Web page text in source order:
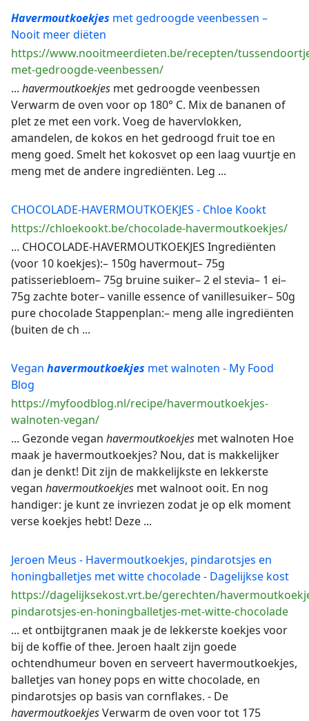
Havermoutkoekjes met gedroogde veenbessen –
Nooit meer diëten
https://www.nooitmeerdieten.be/recepten/
met-gedroogde-veenbessen/
... havermoutkoekjes met gedroogde veenbessen
Verwarm de oven voor op 180° C. Mix de bananen of
plet ze met een vork. Voeg de havervlokken,
amandelen, de kokos en het gedroogd fruit toe en
meng goed. Smelt het kokosvet op een laag vuurtje en
meng met de andere ingrediënten. Leg ...
CHOCOLADE-HAVERMOUTKOEKJES - Chloe Kookt
https://chloekookt.be/chocolade-havermoutkoekjes/
... CHOCOLADE-HAVERMOUTKOEKJES Ingrediënten
(voor 10 koekjes):– 150g havermout– 75g
patisseriebloem– 75g bruine suiker– 2 el stevia– 1 ei–
75g zachte boter– vanille essence of vanillesuiker– 50g
pure chocolade Stappenplan:– meng alle ingrediënten
(buiten de ch ...
Vegan havermoutkoekjes met walnoten - My Food
Blog
https://myfoodblog.nl/recipe/havermoutkoekjes-
walnoten-vegan/
... Gezonde vegan havermoutkoekjes met walnoten Hoe
maak je havermoutkoekjes? Nou, dat is makkelijker
dan je denkt! Dit zijn de makkelijkste en lekkerste
vegan havermoutkoekjes met walnoot ooit. En nog
handiger: je kunt ze invriezen zodat je op elk moment
verse koekjes hebt! Deze ...
Jeroen Meus - Havermoutkoekjes, pindarotsjes en
honingballetjes met witte chocolade - Dagelijkse kost
https://dagelijksekost.vrt.be/gerechten/
pindarotsjes-en-honingballetjes-met-witte-chocolade
... et ontbijtgranen maak je de lekkerste koekjes voor
bij de koffie of thee. Jeroen haalt zijn goede
ochtendhumeur boven en serveert havermoutkoekjes,
balletjes van honey pops en witte chocolade, en
pindarotsjes op basis van cornflakes. - De
havermoutkoekjesVerwarm de oven voor tot 175